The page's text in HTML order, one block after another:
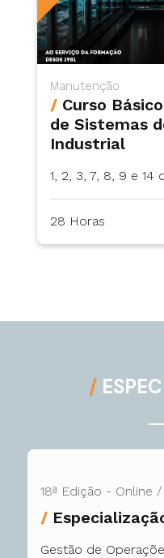
Manutenção
/ Curso
de Sistemas
Industrial
1, 2, 3, 7, 8, 9 e
28 Horas
/
18ª Edição - Online
/
Gestão de